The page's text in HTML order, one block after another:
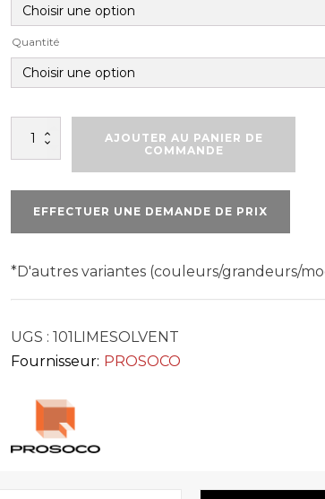
Quantité
quantité
LIME
SOLVENT
AJOUTER AU PANIER DE
COMMANDE
EFFECTUER UNE DEMANDE DE PRIX
*D'autres variantes (couleurs/grandeurs/
UGS : 101LIMESOLVENT
Fournisseur: PROSOCO